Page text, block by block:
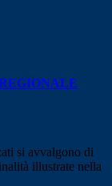
si avvalgono di
illustrate nella